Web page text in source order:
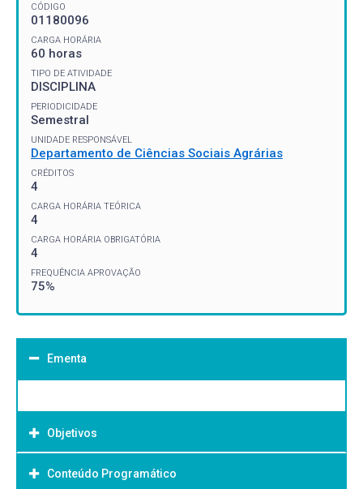
CÓDIGO
01180096
CARGA HORÁRIA
60 horas
TIPO DE ATIVIDADE
DISCIPLINA
PERIODICIDADE
Semestral
UNIDADE RESPONSÁVEL
Departamento de Ciências Sociais Agrárias
CRÉDITOS
4
CARGA HORÁRIA TEÓRICA
4
CARGA HORÁRIA OBRIGATÓRIA
4
FREQUÊNCIA APROVAÇÃO
75%
Ementa
Objetivos
Objetivo Geral:
Conteúdo Programático